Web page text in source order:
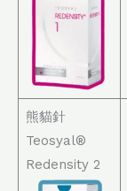
熊貓針
Teosyal®
Redensity 2